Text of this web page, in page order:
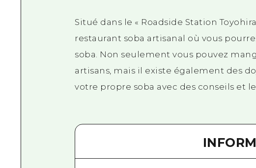
Situé dans le « Roadside Station
restaurant soba artisanal où vous
soba. Non seulement vous pouvez
artisans, mais il existe également des
votre propre soba avec des conseils et